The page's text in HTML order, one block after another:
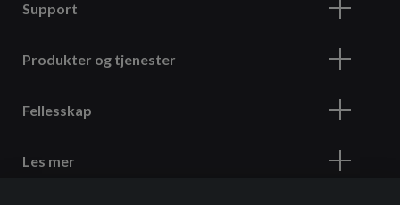
Support
Produkter og tjenester
Fellesskap
Les mer